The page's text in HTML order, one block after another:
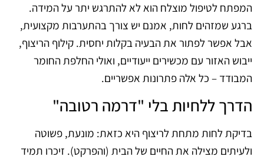
המפתח לטיפול מוצלח הוא לא להתרגש יתר על המידה.
ברגע שמזהים לחות, אמנם יש צורך בהתערבות מקצועית,
אבל אפשר לפתור את הבעיה בקלות יחסית. קילוף הריצוף,
ייבוש האזור עם מכשירים ייעודיים, ואולי החלפת החומר
המבודד – כל אלה פתרונות אפשריים.
הדרך ללחיות בלי "דרמה רטובה"
בדיקת לחות מתחת לריצוף היא כזאת: מונעת, פשוטה
ולעיתים מצילה את החיים של הבית (והפרקט). זיכרו תמיד